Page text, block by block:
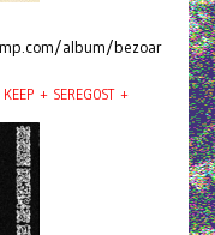
album/bezoar
+ SEREGOST +